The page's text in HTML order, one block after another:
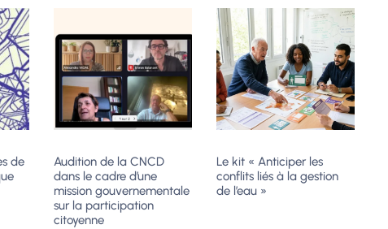
de
Audition de la CNCD
dans le cadre d’une
mission gouvernementale
sur la participation
citoyenne
Le kit « Anticiper les
conflits liés à la gestion
de l’eau »